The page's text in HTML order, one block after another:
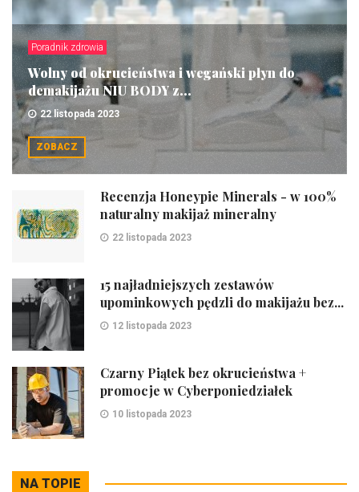
Poradnik zdrowia
Wolny od okrucieństwa i wegański płyn do
demakijażu NIU BODY z...
22 listopada 2023
ZOBACZ
Recenzja Honeypie Minerals - w 100%
naturalny makijaż mineralny
22 listopada 2023
15 najładniejszych zestawów
upominkowych pędzli do makijażu bez...
12 listopada 2023
Czarny Piątek bez okrucieństwa +
promocje w Cyberponiedziałek
10 listopada 2023
NA TOPIE